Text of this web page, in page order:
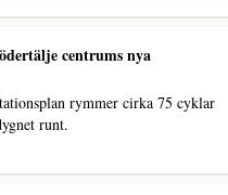
centrums nya
rymmer cirka 75 cyklar
runt.